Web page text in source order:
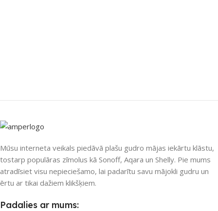
SKAITS
Mūsu interneta veikals piedāvā plašu gudro mājas iekārtu klāstu,
tostarp populāras zīmolus kā Sonoff, Aqara un Shelly. Pie mums
atradīsiet visu nepieciešamo, lai padarītu savu mājokli gudru un
ērtu ar tikai dažiem klikšķiem.
Padalies ar mums: